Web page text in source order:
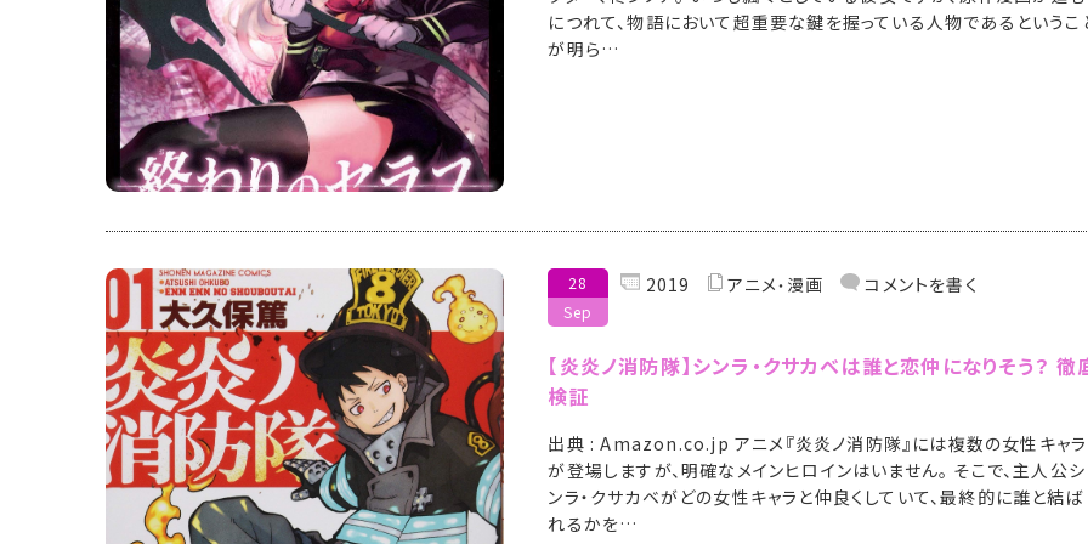
につれて、物語において超重要な鍵を握っている人物であるというこ
が明ら…
28
Sep
2019 アニメ 漫画 コメントを書く
【炎炎ノ消防隊】シンラ・クサカベは誰と恋仲になりそう？ 徹
検証
出典 : Amazon.co.jp アニメ『炎炎ノ消防隊』には複数の女性キャラ
が登場しますが、明確なメインヒロインはいません。 そこで、主人公シ
ンラ・クサカベがどの女性キャラと仲良くしていて、最終的に誰と結ば
れるかを…